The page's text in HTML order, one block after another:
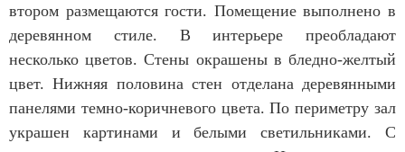
втором размещаются гости. Помещение выполнено в
деревянном стиле. В интерьере преобладают
несколько цветов. Стены окрашены в бледно-желтый
цвет. Нижняя половина стен отделана деревянными
панелями темно-коричневого цвета. По периметру зал
украшен картинами и белыми светильниками. С